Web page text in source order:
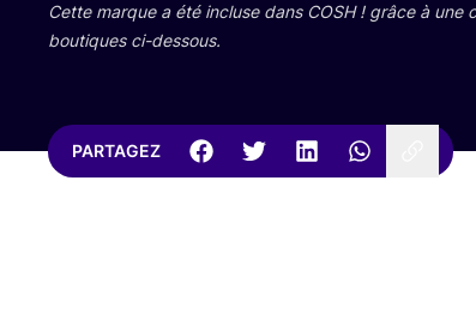
Cette marque a été incluse dans COSH! grâce à une
bou­tiques ci-dessous.
PARTAGEZ